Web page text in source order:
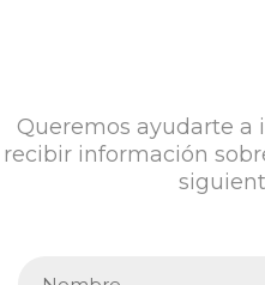
Queremos ayudarte a
recibir información